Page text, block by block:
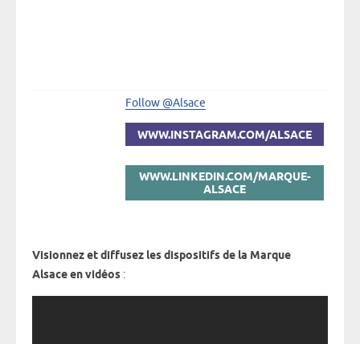
Follow @Alsace
WWW.INSTAGRAM.COM/ALSACE
WWW.LINKEDIN.COM/MARQUE-
ALSACE
Visionnez et diffusez les dispositifs de la Marque
Alsace en vidéos :